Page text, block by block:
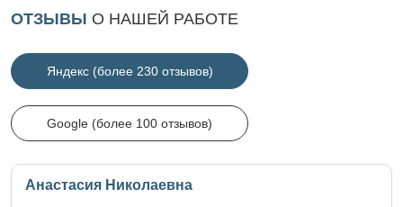
ОТЗЫВЫ О НАШЕЙ РАБОТЕ
Яндекс (более 230 отзывов)
Google (более 100 отзывов)
Анастасия Николаевна